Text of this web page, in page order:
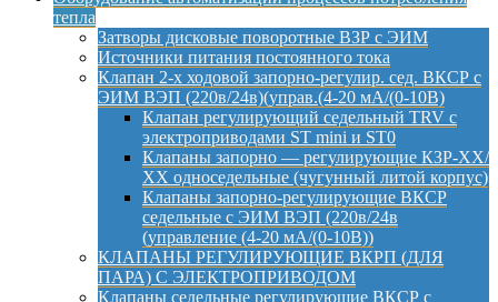
тепла
Затворы дисковые поворотные ВЗР с ЭИМ
Источники питания постоянного тока
Клапан 2-х ходовой запорно-регулир. сед. ВКСР с
ЭИМ ВЭП (220в/24в)(управ.(4-20 мА/(0-10В)
Клапан регулирующий седельный TRV с
электроприводами ST mini и ST0
Клапаны запорно — регулирующие КЗР-ХХ/
ХХ односедельные (чугунный литой корпус)
Клапаны запорно-регулирующие ВКСР
седельные с ЭИМ ВЭП (220в/24в
(управление (4-20 мА/(0-10В))
КЛАПАНЫ РЕГУЛИРУЮЩИЕ ВКРП (ДЛЯ
ПАРА) С ЭЛЕКТРОПРИВОДОМ
Клапаны седельные регулирующие ВКСР с